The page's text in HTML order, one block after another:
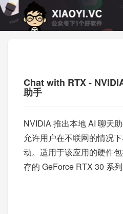
Chat with RTX -
助手
NVIDIA 推出本地 AI 聊天
允许用户在不联网的情况
动。适用于该应用的硬件
存的 GeForce RTX 30 系列